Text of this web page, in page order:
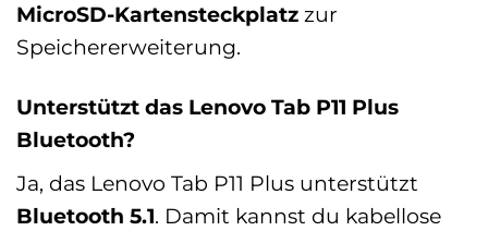
MicroSD-Kartensteckplatz zur
Speichererweiterung.
Unterstützt das Lenovo Tab P11 Plus
Bluetooth?
Ja, das Lenovo Tab P11 Plus unterstützt
Bluetooth 5.1. Damit kannst du kabellose